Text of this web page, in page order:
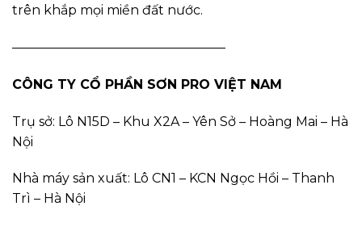
trên khắp mọi miền đất nước.
————————————————–
CÔNG TY CỔ PHẦN SƠN PRO VIỆT NAM
Trụ sở: Lô N15D – Khu X2A – Yên Sở – Hoàng Mai – Hà
Nội
Nhà máy sản xuất: Lô CN1 – KCN Ngọc Hồi – Thanh
Trì – Hà Nội